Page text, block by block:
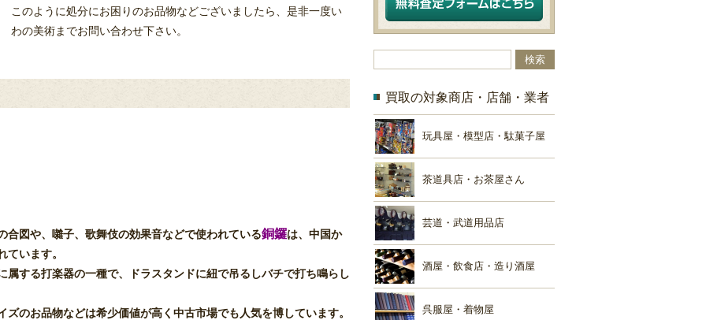
このように処分にお困りのお品物などございましたら、是非一度い
わの美術までお問い合わせ下さい。
合図や、囃子、歌舞伎の効果音などで使われている銅鑼は、中国か
います。
属する打楽器の一種で、ドラスタンドに紐で吊るしバチで打ち鳴らし
のお品物などは希少価値が高く中古市場でも人気を博しています。
買取の対象商店・店舗・業者
玩具屋・模型店・駄菓子屋
茶道具店・お茶屋さん
芸道・武道用品店
酒屋・飲食店・造り酒屋
呉服屋・着物屋